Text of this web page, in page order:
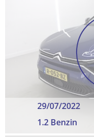
29/07/2022
1.2 Benzin